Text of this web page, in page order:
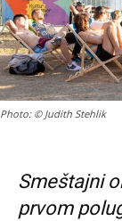
Photo: © Judith Stehlik
Smeštajni
prvom